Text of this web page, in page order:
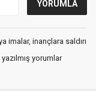
imalar, inançlara saldırı
yorumlar